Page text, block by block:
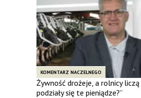
KOMENTARZ NACZELNEGO
Żywność drożeje, a rolnicy liczą
podziały się te pieniądze?”